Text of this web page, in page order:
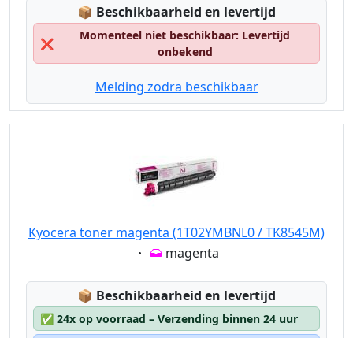
📦 Lagerstatus:
Beschikbaarheid en levertijd
❌
Momenteel niet beschikbaar: Levertijd
onbekend
Melding zodra beschikbaar
Kyocera toner magenta (1T02YMBNL0 / TK8545M)
Eigenschaft:
magenta
📦 Lagerstatus:
Beschikbaarheid en levertijd
✅ 24x op voorraad – Verzending binnen 24 uur